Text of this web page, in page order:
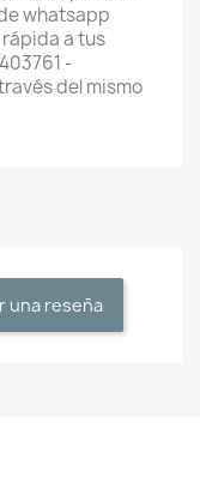
whatsapp
a tus
-
del mismo
una reseña